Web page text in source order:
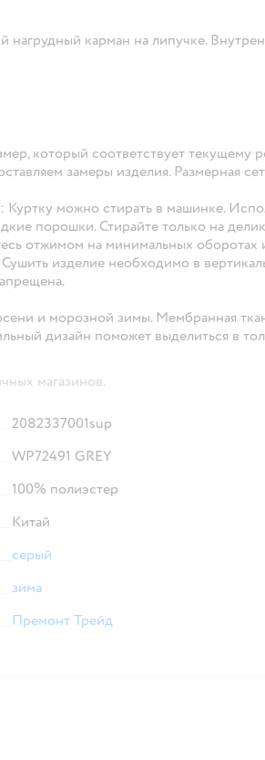
карман на липучке.
который соответствует текущему
замеры изделия. Размерная
Куртку можно стирать в машинке.
порошки. Стирайте только на
отжимом на минимальных оборотах
изделие необходимо в
и морозной зимы. Мембранная
дизайн поможет выделиться в
магазинов.
2082337001sup
WP72491 GREY
100% полиэстер
Китай
серый
зима
Премонт Трейд